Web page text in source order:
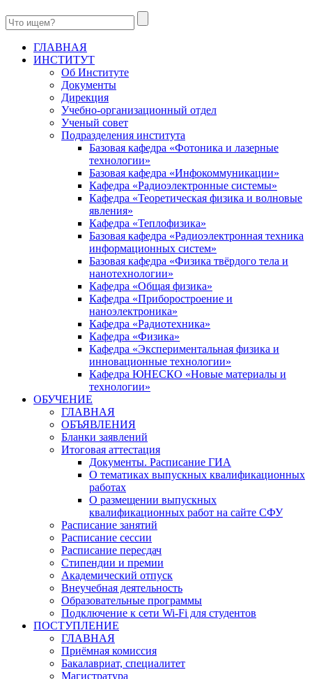
ГЛАВНАЯ
ИНСТИТУТ
Об Институте
Документы
Дирекция
Учебно-организационный отдел
Ученый совет
Подразделения института
Базовая кафедра «Фотоника и лазерные
технологии»
Базовая кафедра «Инфокоммуникации»
Кафедра «Радиоэлектронные системы»
Кафедра «Теоретическая физика и волновые
явления»
Кафедра «Теплофизика»
Базовая кафедра «Радиоэлектронная техника
информационных систем»
Базовая кафедра «Физика твёрдого тела и
нанотехнологии»
Кафедра «Общая физика»
Кафедра «Приборостроение и
наноэлектроника»
Кафедра «Радиотехника»
Кафедра «Физика»
Кафедра «Экспериментальная физика и
инновационные технологии»
Кафедра ЮНЕСКО «Новые материалы и
технологии»
ОБУЧЕНИЕ
ГЛАВНАЯ
ОБЪЯВЛЕНИЯ
Бланки заявлений
Итоговая аттестация
Документы. Расписание ГИА
О тематиках выпускных квалификационных
работах
О размещении выпускных
квалификационных работ на сайте СФУ
Расписание занятий
Расписание сессии
Расписание пересдач
Стипендии и премии
Академический отпуск
Внеучебная деятельность
Образовательные программы
Подключение к сети Wi-Fi для студентов
ПОСТУПЛЕНИЕ
ГЛАВНАЯ
Приёмная комиссия
Бакалавриат, специалитет
Магистратура